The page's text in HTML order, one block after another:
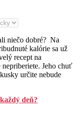
niečo dobré? Na
kalórie sa už
recept na
Jeho chuť
určite nebude
deň?